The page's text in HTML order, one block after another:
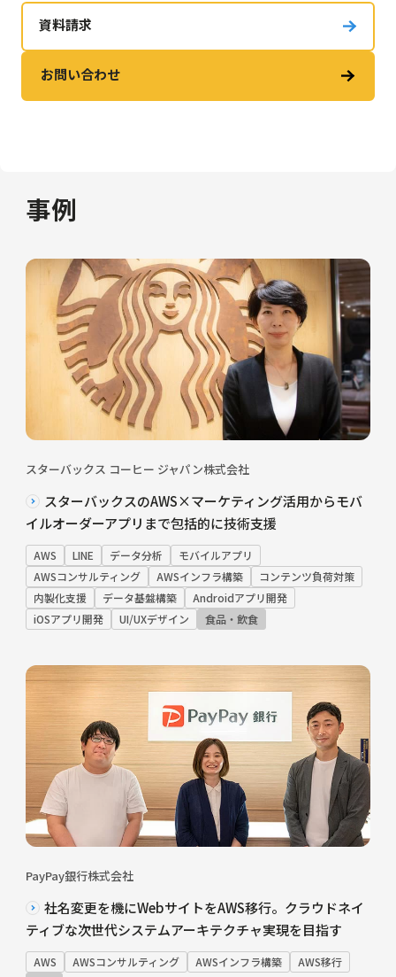
資料請求
お問い合わせ
事例
スターバックス コーヒー ジャパン株式会社
スターバックスのAWS×マーケティング活用からモバ
イルオーダーアプリまで包括的に技術支援
AWS LINE データ分析
モバイルアプリ
AWSコンサルティング
AWSインフラ構築
コンテンツ負荷対策
内製化支援
データ基盤構築
Androidアプリ開発
iOSアプリ開発
UI/UXデザイン 食品・飲食
PayPay銀行株式会社
社名変更を機にWebサイトをAWS移行。クラウドネイ
ティブな次世代システムアーキテクチャ実現を目指す
AWS AWSコンサルティング AWSインフラ構築
AWS移行